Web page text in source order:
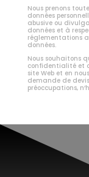
Nous prenons
données
abusive ou
données et à
réglementations
données.
Nous souhaitons
confidentialité et
site Web et en
demande de
préoccupations,